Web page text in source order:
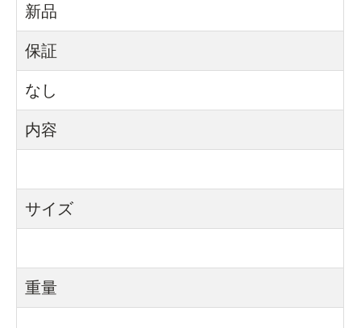
新品
保証
なし
内容
サイズ
重量